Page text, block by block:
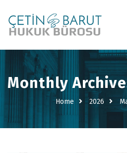
Monthly
Home 2026